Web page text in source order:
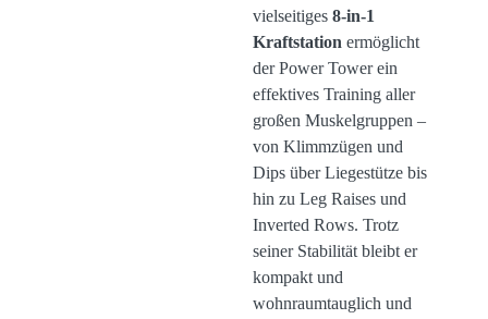
vielseitiges8-in-1
Kraftstation ermöglicht
der Power Tower ein
effektives Training aller
großen Muskelgruppen –
von Klimmzügen und
Dips über Liegestütze bis
hin zu Leg Raises und
Inverted Rows. Trotz
seiner Stabilität bleibt er
kompakt und
wohnraumtauglich und